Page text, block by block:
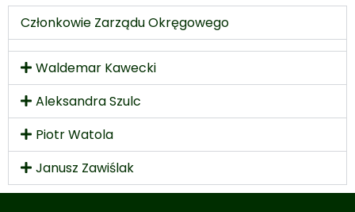
Członkowie Zarządu Okręgowego
Waldemar Kawecki
Aleksandra Szulc
Piotr Watola
Janusz Zawiślak